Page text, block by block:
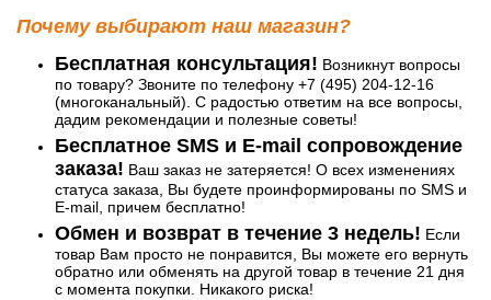
Почему выбирают наш магазин?
Бесплатная консультация! Возникнут вопросы
по товару? Звоните по телефону +7 (495) 204-12-16
(многоканальный). С радостью ответим на все вопросы,
дадим рекомендации и полезные советы!
Бесплатное SMS и E-mail сопровождение
заказа! Ваш заказ не затеряется! О всех изменениях
статуса заказа, Вы будете проинформированы по SMS и
E-mail, причем бесплатно!
Обмен и возврат в течение 3 недель! Если
товар Вам просто не понравится, Вы можете его вернуть
обратно или обменять на другой товар в течение 21 дня
с момента покупки. Никакого риска!